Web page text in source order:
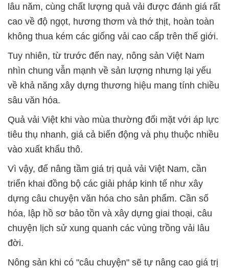
lâu năm, cùng chất lượng quả vải được đánh giá rất
cao về độ ngọt, hương thơm và thớ thịt, hoàn toàn
không thua kém các giống vải cao cấp trên thế giới.
Tuy nhiên, từ trước đến nay, nông sản Việt Nam
nhìn chung vẫn mạnh về sản lượng nhưng lại yếu
về khả năng xây dựng thương hiệu mang tính chiều
sâu văn hóa.
Quả vải Việt khi vào mùa thường đối mặt với áp lực
tiêu thụ nhanh, giá cả biến động và phụ thuộc nhiều
vào xuất khẩu thô.
Vì vậy, để nâng tầm giá trị quả vải Việt Nam, cần
triển khai đồng bộ các giải pháp kinh tế như xây
dựng câu chuyện văn hóa cho sản phẩm. Cần số
hóa, lập hồ sơ bảo tồn và xây dựng giai thoại, câu
chuyện lịch sử xung quanh các vùng trồng vải lâu
đời.
Nông sản khi có "câu chuyện" sẽ tự nâng cao giá trị